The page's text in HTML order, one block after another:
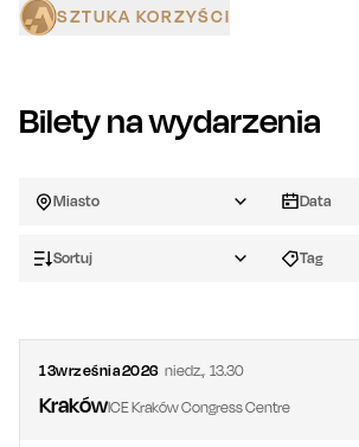
SZTUKA KORZYŚCI
Bilety na wydarzenia
Miasto Data
Sortuj Tag
13września2026 niedz., 13.30
KrakówICE Kraków Congress Centre